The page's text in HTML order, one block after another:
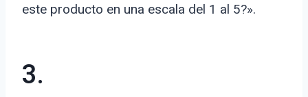
este producto en una escala del 1 al 5?».
3.